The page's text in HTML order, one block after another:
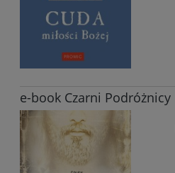
e-book Czarni Podróżnicy